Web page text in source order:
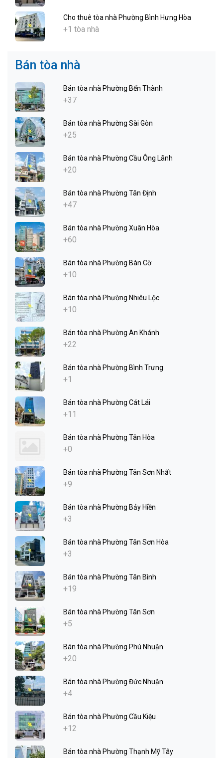
Cho thuê tòa nhà Phường Bình Hưng Hòa
+1 tòa nhà
Bán tòa nhà
Bán tòa nhà Phường Bến Thành
+37
Bán tòa nhà Phường Sài Gòn
+25
Bán tòa nhà Phường Cầu Ông Lãnh
+20
Bán tòa nhà Phường Tân Định
+47
Bán tòa nhà Phường Xuân Hòa
+60
Bán tòa nhà Phường Bàn Cờ
+10
Bán tòa nhà Phường Nhiêu Lộc
+10
Bán tòa nhà Phường An Khánh
+22
Bán tòa nhà Phường Bình Trưng
+1
Bán tòa nhà Phường Cát Lái
+11
Bán tòa nhà Phường Tân Hòa
+0
Bán tòa nhà Phường Tân Sơn Nhất
+9
Bán tòa nhà Phường Bảy Hiền
+3
Bán tòa nhà Phường Tân Sơn Hòa
+3
Bán tòa nhà Phường Tân Bình
+19
Bán tòa nhà Phường Tân Sơn
+5
Bán tòa nhà Phường Phú Nhuận
+20
Bán tòa nhà Phường Đức Nhuận
+4
Bán tòa nhà Phường Cầu Kiệu
+12
Bán tòa nhà Phường Thạnh Mỹ Tây